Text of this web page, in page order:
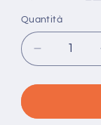
Quantità
Quantità
Diminuisci
quantità
per
Catania